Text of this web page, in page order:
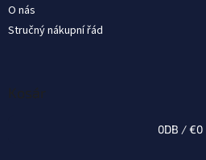
O nás
Stručný nákupní řád
Kosár
0DB /€0